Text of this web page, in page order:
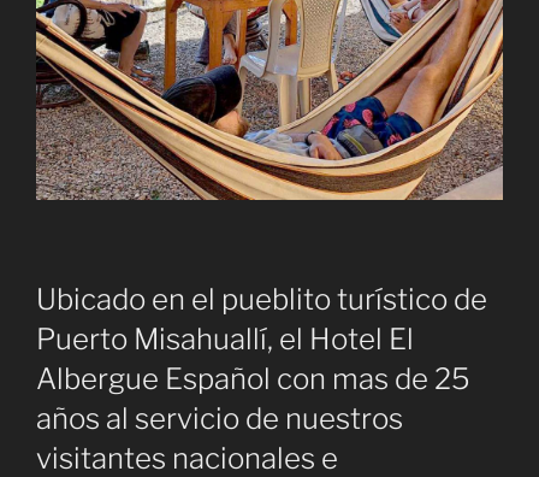
Ubicado en el pueblito turístico de
Puerto Misahuallí, el Hotel El
Albergue Español con mas de 25
años al servicio de nuestros
visitantes nacionales e